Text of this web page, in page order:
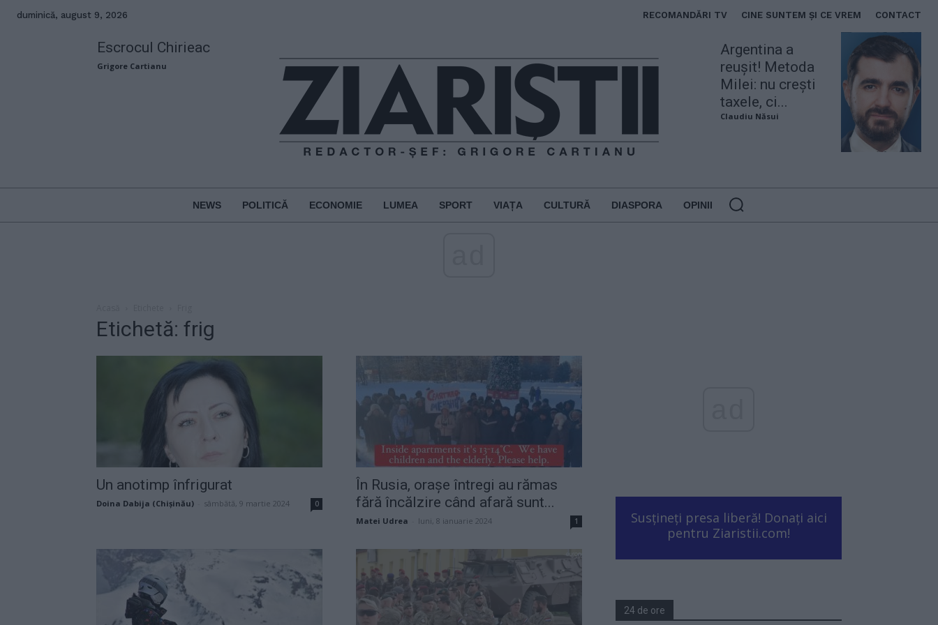
duminică, august 9, 2026 RECOMANDĂRI TV CINE SUNTEM ȘI CE VREM CONTACT
Escrocul Chirieac
Grigore Cartianu
Argentina a
reușit! Metoda
Milei: nu crești
taxele, ci...
Claudiu Năsui
NEWS POLITICĂ ECONOMIE LUMEA SPORT VIAȚA CULTURĂ DIASPORA OPINII
Etichetă: frig
Un anotimp înfrigurat
Doina Dabija (Chișinău) sâmbătă, 9 martie 2024 0
În Rusia, orașe întregi au rămas
fără încălzire când afară sunt...
Matei Udrea luni, 8 ianuarie 2024 1
Susțineți presa liberă! Donați aici
pentru Ziaristii.com!
24 de ore